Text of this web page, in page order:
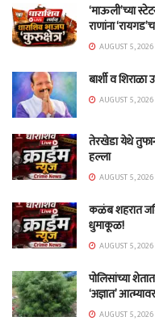
‘माऊली’च्या
राणांना
AUGUST 5, 2026
बार्शी व
AUGUST 5, 2026
तेरखेडा येथे
हल्ला
AUGUST 5, 2026
कळंब शहरात
धुमाकूळ!
AUGUST 5, 2026
पोलिसांच्या
‘अज्ञात’
AUGUST 5, 2026